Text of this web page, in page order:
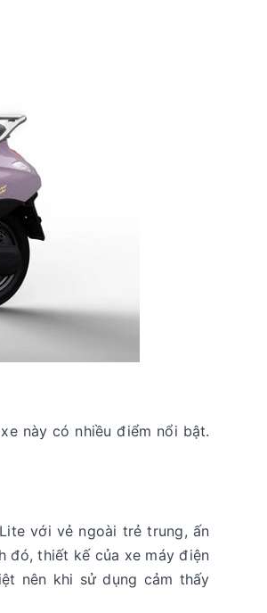
này có nhiều điểm nổi bật.
với vẻ ngoài trẻ trung, ấn
đó, thiết kế của xe máy điện
nên khi sử dụng cảm thấy